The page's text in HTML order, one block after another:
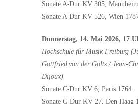
Sonate A-Dur KV 305,
Sonate A-Dur KV 526, Wien
Donnerstag, 14. Mai 2026, 17
Hochschule für Musik Freiburg
Gottfried von der Goltz / Jean-
Dijoux)
Sonate C-Dur KV 6, Paris 1764
Sonate G-Dur KV 27, Den Haag